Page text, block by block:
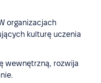
organizacjach
kulturę uczenia
wewnętrzną, rozwija